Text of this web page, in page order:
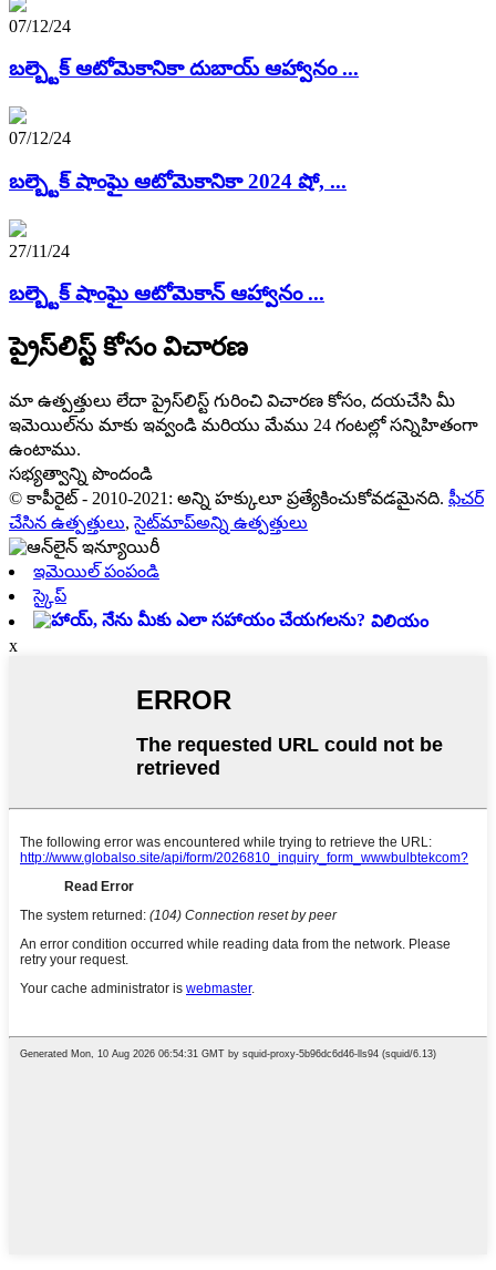
07/12/24
బల్బ్టెక్ ఆటోమెకానికా దుబాయ్ ఆహ్వానం ...
07/12/24
బల్బ్టెక్ షాంఘై ఆటోమెకానికా 2024 షో, ...
27/11/24
బల్బ్టెక్ షాంఘై ఆటోమెకాన్ ఆహ్వానం ...
ప్రైస్‌లిస్ట్ కోసం విచారణ
మా ఉత్పత్తులు లేదా ప్రైస్‌లిస్ట్ గురించి విచారణ కోసం, దయచేసి మీ
ఇమెయిల్‌ను మాకు ఇవ్వండి మరియు మేము 24 గంటల్లో సన్నిహితంగా
ఉంటాము.
సభ్యత్వాన్ని పొందండి
© కాపీరైట్ - 2010-2021: అన్ని హక్కులూ ప్రత్యేకించుకోవడమైనది. ఫీచర్
చేసిన ఉత్పత్తులు,సైట్‌మాప్అన్ని ఉత్పత్తులు
ఇమెయిల్ పంపండి
స్కైప్
విలియం
x